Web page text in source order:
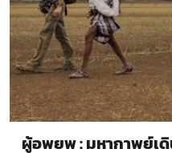
ผู้อพยพ : มหากาพย์เ